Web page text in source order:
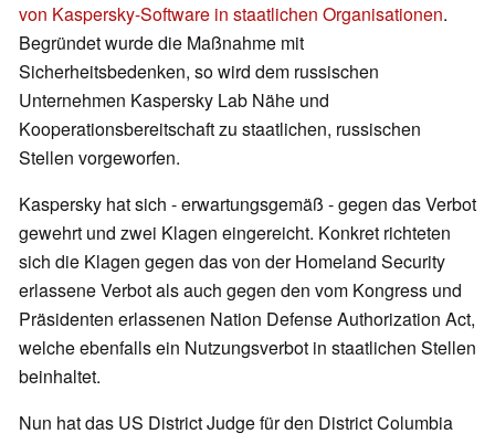
von Kaspersky-Software in staatlichen Organisationen.
Begründet wurde die Maßnahme mit
Sicherheitsbedenken, so wird dem russischen
Unternehmen Kaspersky Lab Nähe und
Kooperationsbereitschaft zu staatlichen, russischen
Stellen vorgeworfen.
Kaspersky hat sich - erwartungsgemäß - gegen das Verbot
gewehrt und zwei Klagen eingereicht. Konkret richteten
sich die Klagen gegen das von der Homeland Security
erlassene Verbot als auch gegen den vom Kongress und
Präsidenten erlassenen Nation Defense Authorization Act,
welche ebenfalls ein Nutzungsverbot in staatlichen Stellen
beinhaltet.
Nun hat das US District Judge für den District Columbia